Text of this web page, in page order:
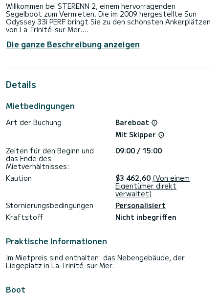
Willkommen bei STERENN 2, einem hervorragenden
Segelboot zum Vermieten. Die im 2009 hergestellte Sun
Odyssey 33i PERF bringt Sie zu den schönsten Ankerplätzen
von La Trinité-sur-Mer.
bietet Platz für 6 Personen. Mit einer Gesamtlänge von 10
Metern ist es Ihr bester Verbündeter für einen
von La Trinité-sur-Mer
Ce Sun Odyssey 33i PERF ist mit 1 Toilette mit Dusche
Es verfügt über folgende Ausstattung: Autopilot, Dusche
Für jede Informations- oder Reservierungsanfrage klicken
Sie auf die Schaltfläche „Angebot einholen“. Ein SamBoat-
Die ganze Beschreibung anzeigen
Details
Mietbedingungen
Art der Buchung
Bareboat
Mit Skipper
Zeiten für den Beginn und
das Ende des
Mietverhältnisses:
09:00 / 15:00
Kaution $3 462,60 (Von einem
Eigentümer direkt
verwaltet)
Stornierungsbedingungen
Personalisiert
Kraftstoff
Nicht inbegriffen
Praktische Informationen
Im Mietpreis sind enthalten: das Nebengebäude, der
Liegeplatz in La Trinité-sur-Mer.
Boot